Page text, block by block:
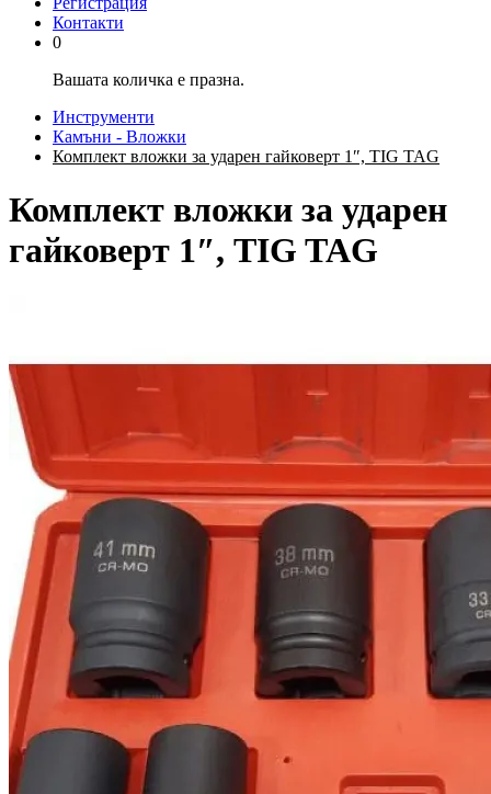
Контакти
0
Вашата количка е празна.
Инструменти
Камъни - Вложки
Комплект вложки за ударен гайковерт 1″, TIG TAG
Комплект вложки за ударен
гайковерт 1″, TIG TAG